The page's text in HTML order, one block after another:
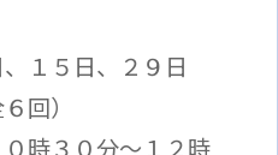
１５日、２９日
回）
時３０分～１２時